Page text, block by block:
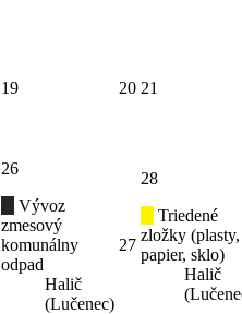
19 20 21
26
Vývoz
zmesový
komunálny
odpad
Halič
(Lučenec)
27
28
Triedené
zložky (plasty,
papier, sklo)
Halič